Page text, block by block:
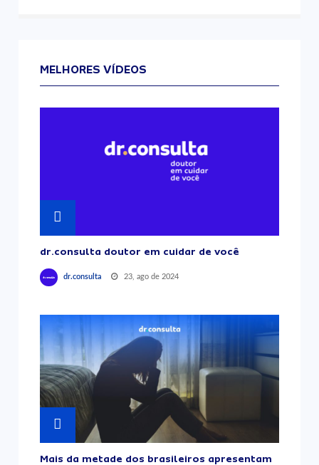
MELHORES VÍDEOS
dr.consulta doutor em cuidar de você
dr.consulta 23, ago de 2024
Mais da metade dos brasileiros apresentam